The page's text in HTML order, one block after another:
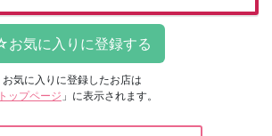
お気に入りに登録したお店は
トップページ 」に表示されます。